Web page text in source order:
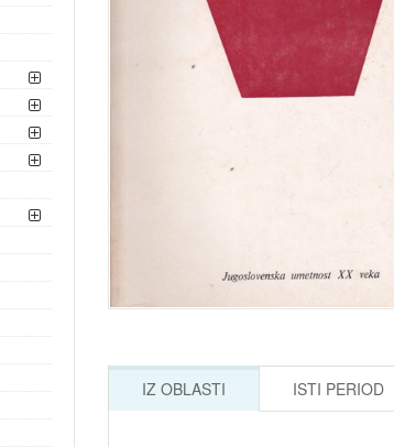
IZ OBLASTI ISTI PERIOD